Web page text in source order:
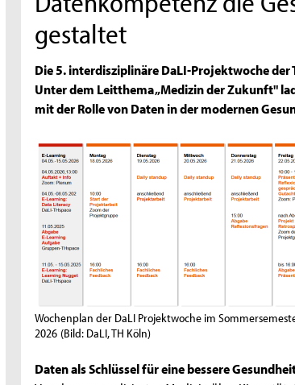
gestaltet
Die 5. interdisziplinäre DaLI-Projektwoche der
Unter dem Leitthema „Medizin der Zukunft"
mit der Rolle von Daten in der modernen
Wochenplan der DaLI Projektwoche im
2026 (Bild: DaLI, TH Köln)
Daten als Schlüssel für eine bessere